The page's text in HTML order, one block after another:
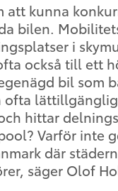
att kunna
bilen.
i
också till ett
bil som
ofta
hittar
Varför inte
där
säger Olof